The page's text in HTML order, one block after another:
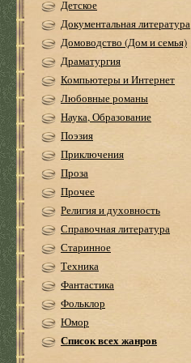
Детское
Документальная литература
Домоводство (Дом и семья)
Драматургия
Компьютеры и Интернет
Любовные романы
Наука, Образование
Поэзия
Приключения
Проза
Прочее
Религия и духовность
Справочная литература
Старинное
Техника
Фантастика
Фольклор
Юмор
Список всех жанров